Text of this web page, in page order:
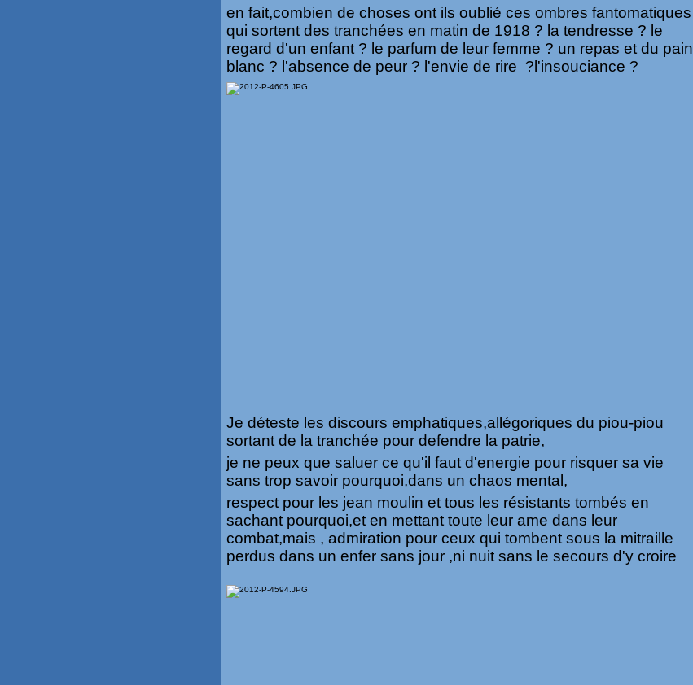
en fait,combien de choses ont ils oublié ces ombres fantomatiques
qui sortent des tranchées en matin de 1918 ? la tendresse ? le
regard d'un enfant ? le parfum de leur femme ? un repas et du pain
blanc ? l'absence de peur ? l'envie de rire ?l'insouciance ?
Je déteste les discours emphatiques,allégoriques du piou-piou
sortant de la tranchée pour defendre la patrie,
je ne peux que saluer ce qu'il faut d'energie pour risquer sa vie
sans trop savoir pourquoi,dans un chaos mental,
respect pour les jean moulin et tous les résistants tombés en
sachant pourquoi,et en mettant toute leur ame dans leur
combat,mais , admiration pour ceux qui tombent sous la mitraille
perdus dans un enfer sans jour ,ni nuit sans le secours d'y croire